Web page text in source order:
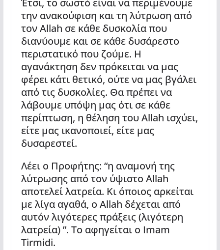
Έτσι, το σωστό είναι να περιμένουμε
την ανακούφιση και τη λύτρωση από
τον Allah σε κάθε δυσκολία που
διανύουμε και σε κάθε δυσάρεστο
περιστατικό που ζούμε. Η
αγανάκτηση δεν πρόκειται να μας
φέρει κάτι θετικό, ούτε να μας βγάλει
από τις δυσκολίες. Θα πρέπει να
λάβουμε υπόψη μας ότι σε κάθε
περίπτωση, η θέληση του Allah ισχύει,
είτε μας ικανοποιεί, είτε μας
δυσαρεστεί.
Λέει ο Προφήτης: “η αναμονή της
λύτρωσης από τον ύψιστο Allah
αποτελεί λατρεία. Κι όποιος αρκείται
με λίγα αγαθά, ο Allah δέχεται από
αυτόν λιγότερες πράξεις (λιγότερη
λατρεία) ”. Το αφηγείται ο Imam
Tirmidi.